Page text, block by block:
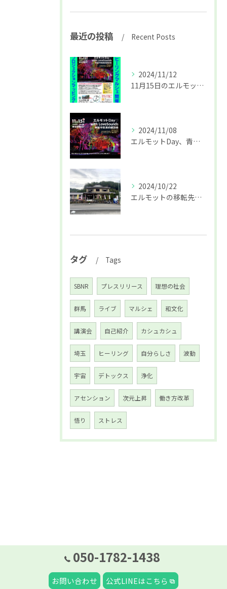
最近の投稿 Recent Posts
2024/11/12
11月15日のエルモットDay詳細
2024/11/08
エルモットDay、青梅初開催はプロジェクションマッピングも♪
2024/10/22
エルモットの移転先決定☆オープニングイベントのお知らせ♪
タグ Tags
SBNR プレスリリース 理想の社会
群馬 ライブ マルシェ 和文化
講演会 自己紹介 カシュカシュ
埼玉 ヒーリング 自分らしさ 波動
宇宙 デトックス 浄化
アセンション 次元上昇 働き方改革
悟り ストレス
050-1782-1438
お問い合わせ 公式LINEはこちら